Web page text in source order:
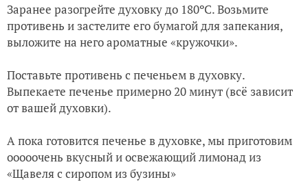
Заранее разогрейте духовку до 180ºС. Возьмите
противень и застелите его бумагой для запекания,
выложите на него ароматные «кружочки».
Поставьте противень с печеньем в духовку.
Выпекаете печенье примерно 20 минут (всё зависит
от вашей духовки).
А пока готовится печенье в духовке, мы приготовим
ооооочень вкусный и освежающий лимонад из
«Щавеля с сиропом из бузины»